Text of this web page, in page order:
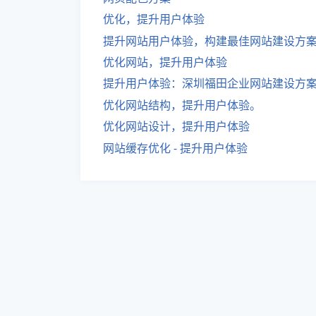
优化，提升用户体验
提升网站用户体验，构建最佳网站建设方
优化网站，提升用户体验
提升用户体验：深圳福田企业网站建设方
优化网站结构，提升用户体验。
优化网站设计，提升用户体验
网站缓存优化 - 提升用户体验